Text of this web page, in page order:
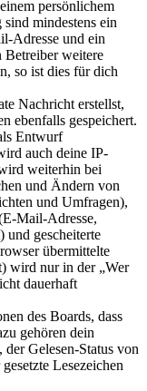
persönlichem
mindestens ein
Adresse und ein
Betreiber weitere
so ist dies für dich
Nachricht erstellst,
ebenfalls gespeichert.
Entwurf
auch deine IP-
weiterhin bei
und Ändern von
und Umfragen),
Mail-Adresse,
und gescheiterte
übermittelte
wird nur in der „Wer
dauerhaft
des Boards, dass
gehören dein
Gelesen-Status von
Lesezeichen